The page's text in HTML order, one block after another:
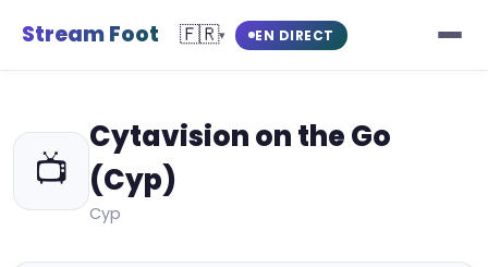
Stream Foot 🇫🇷▾ EN DIRECT
📺
Cytavision on the Go
(Cyp)
Cyp